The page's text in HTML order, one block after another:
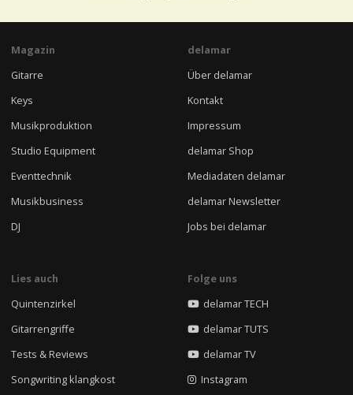
Magazin
Gitarre
Keys
Musikproduktion
Studio Equipment
Eventtechnik
Musikbusiness
DJ
delamar
Über delamar
Kontakt
Impressum
delamar Shop
Mediadaten delamar
delamar Newsletter
Jobs bei delamar
Lies auch
Quintenzirkel
Gitarrengriffe
Tests & Reviews
Songwriting klangkost
Folge uns
delamar TECH
delamar TUTS
delamar TV
Instagram